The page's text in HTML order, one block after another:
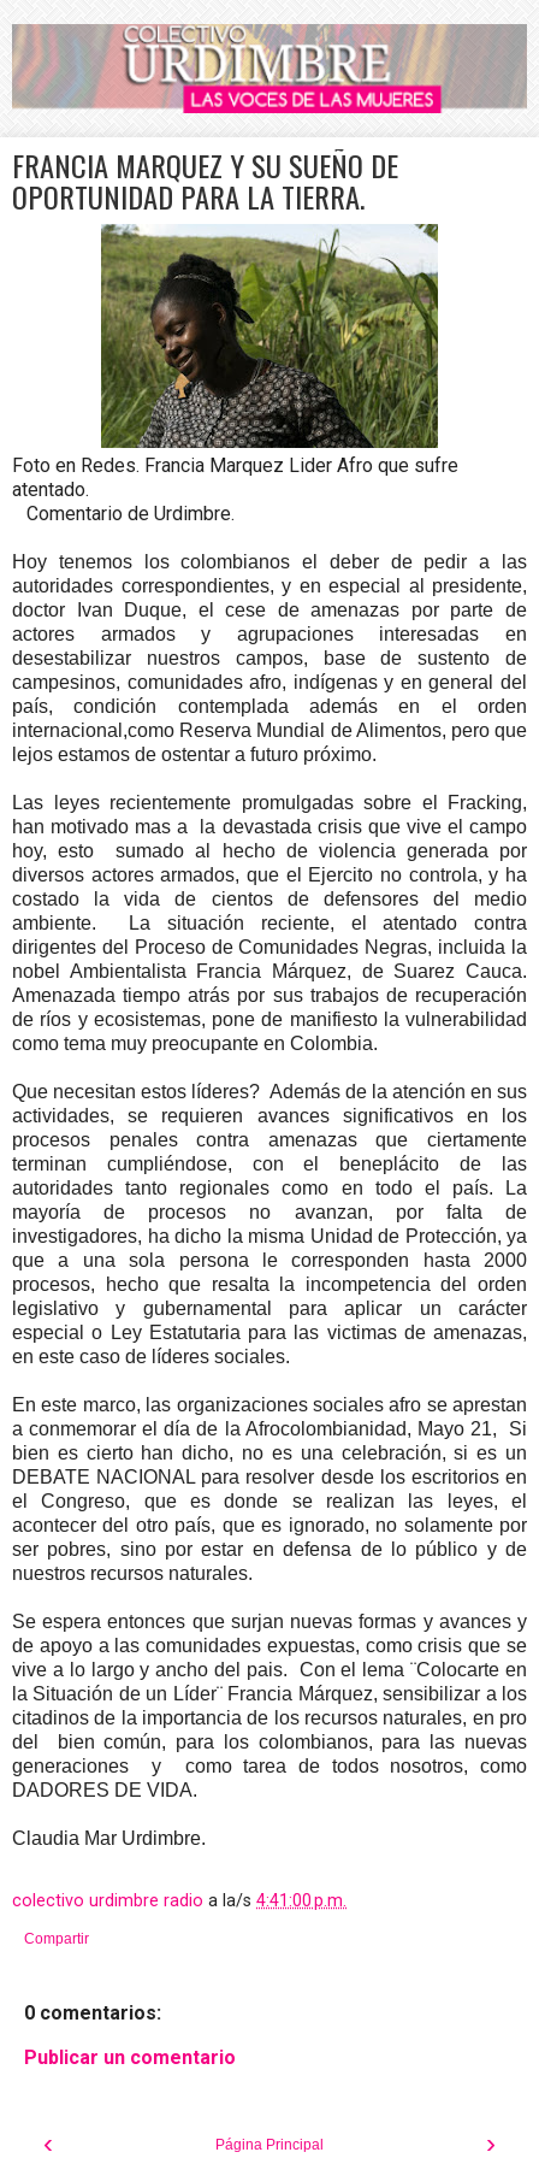
FRANCIA MARQUEZ Y SU SUEÑO DE
OPORTUNIDAD PARA LA TIERRA.
Foto en Redes. Francia Marquez Lider Afro que sufre
atentado.
Comentario de Urdimbre.
Hoy tenemos los colombianos el deber de pedir a las
autoridades correspondientes, y en especial al presidente,
doctor Ivan Duque, el cese de amenazas por parte de
actores armados y agrupaciones interesadas en
desestabilizar nuestros campos, base de sustento de
campesinos, comunidades afro, indígenas y en general del
país, condición contemplada además en el orden
internacional,como Reserva Mundial de Alimentos, pero que
lejos estamos de ostentar a futuro próximo.
Las leyes recientemente promulgadas sobre el Fracking,
han motivado mas a la devastada crisis que vive el campo
hoy, esto sumado al hecho de violencia generada por
diversos actores armados, que el Ejercito no controla, y ha
costado la vida de cientos de defensores del medio
ambiente. La situación reciente, el atentado contra
dirigentes del Proceso de Comunidades Negras, incluida la
nobel Ambientalista Francia Márquez, de Suarez Cauca.
Amenazada tiempo atrás por sus trabajos de recuperación
de ríos y ecosistemas, pone de manifiesto la vulnerabilidad
como tema muy preocupante en Colombia.
Que necesitan estos líderes? Además de la atención en sus
actividades, se requieren avances significativos en los
procesos penales contra amenazas que ciertamente
terminan cumpliéndose, con el beneplácito de las
autoridades tanto regionales como en todo el país. La
mayoría de procesos no avanzan, por falta de
investigadores, ha dicho la misma Unidad de Protección, ya
que a una sola persona le corresponden hasta 2000
procesos, hecho que resalta la incompetencia del orden
legislativo y gubernamental para aplicar un carácter
especial o Ley Estatutaria para las victimas de amenazas,
en este caso de líderes sociales.
En este marco, las organizaciones sociales afro se aprestan
a conmemorar el día de la Afrocolombianidad, Mayo 21, Si
bien es cierto han dicho, no es una celebración, si es un
DEBATE NACIONAL para resolver desde los escritorios en
el Congreso, que es donde se realizan las leyes, el
acontecer del otro país, que es ignorado, no solamente por
ser pobres, sino por estar en defensa de lo público y de
nuestros recursos naturales.
Se espera entonces que surjan nuevas formas y avances y
de apoyo a las comunidades expuestas, como crisis que se
vive a lo largo y ancho del pais. Con el lema ¨Colocarte en
la Situación de un Líder¨ Francia Márquez, sensibilizar a los
citadinos de la importancia de los recursos naturales, en pro
del bien común, para los colombianos, para las nuevas
generaciones y como tarea de todos nosotros, como
DADORES DE VIDA.
Claudia Mar Urdimbre.
colectivo urdimbre radio a la/s 4:41:00 p.m.
Compartir
0 comentarios:
Publicar un comentario
‹ ›
Página Principal